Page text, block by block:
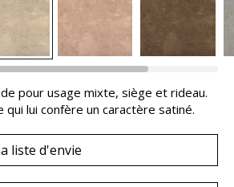
pour usage mixte, siège et rideau.
qui lui confère un caractère satiné.
liste d'envie